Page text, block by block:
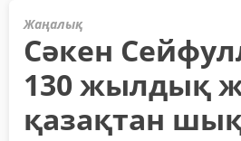
Жаңалық
Сәкен
130 жылдық
қазақтан